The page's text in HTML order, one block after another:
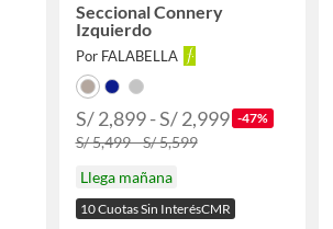
Seccional Connery
Izquierdo
Por FALABELLA
S/ 2,899 - S/ 2,999 -47%
S/ 5,499 - S/ 5,599
Llega mañana
10 Cuotas Sin InterésCMR